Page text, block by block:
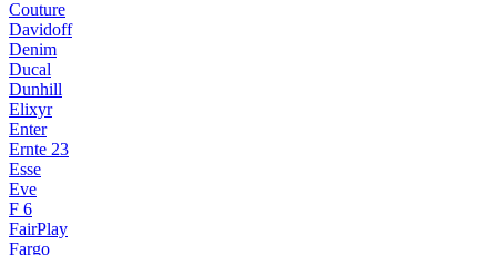
Couture
Davidoff
Denim
Ducal
Dunhill
Elixyr
Enter
Ernte 23
Esse
Eve
F 6
FairPlay
Fargo